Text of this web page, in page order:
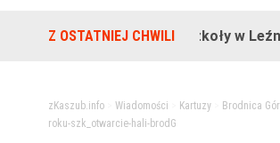
Z OSTATNIEJ CHWILI
Na terenie szkoły w Leźnie
zKaszub.info> Wiadomości Kartuzy> Brodnica
roku-szk_otwarcie-hali-brodG